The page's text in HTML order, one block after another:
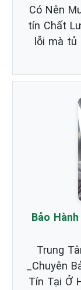
Có Nên
tín Chất
lỗi mà tủ
Bảo
Trung
_Chuyên
Tín Tại Ở